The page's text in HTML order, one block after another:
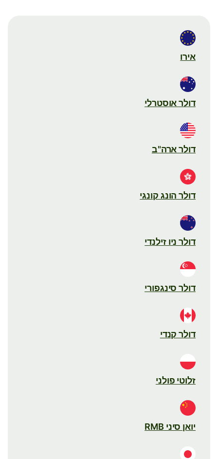
אירו
דולר אוסטרלי
דולר ארה"ב
דולר הונג קונגי
דולר ניו זילנדי
דולר סינגפורי
דולר קנדי
זלוטי פולני
יואן סיני RMB